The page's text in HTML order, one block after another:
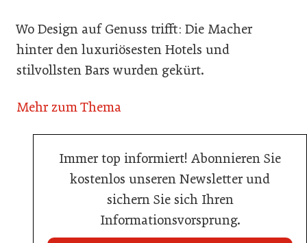
Wo Design auf Genuss trifft: Die Macher
hinter den luxuriösesten Hotels und
stilvollsten Bars wurden gekürt.
Mehr zum Thema
Immer top informiert! Abonnieren Sie
kostenlos unseren Newsletter und
sichern Sie sich Ihren
Informationsvorsprung.